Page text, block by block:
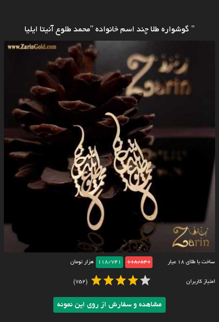
" گوشواره طلا چند اسم خانواده "محمد طلوع آنیتا ایلیا
ساخت با طلای ۱۸ عیار 118/841
118/741 هزار تومان
امتیاز کاربران (752)
مشاهده و سفارش از روی این نمونه